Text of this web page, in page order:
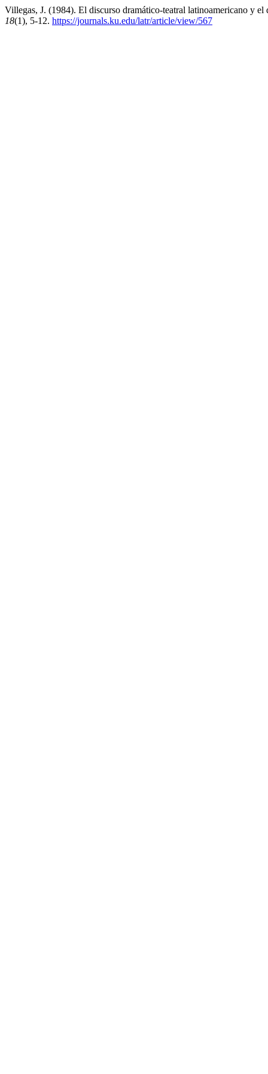
Villegas, J. (1984). El discurso dramático-teatral latinoamericano y
18(1), 5-12. https://journals.ku.edu/latr/article/view/567